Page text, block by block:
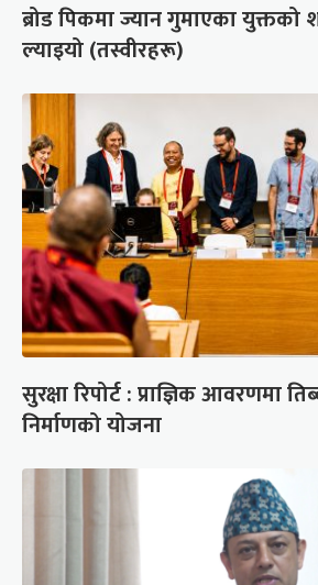
ब्रोड पिकमा ज्यान गुमाएका युक्तको
ल्याइयो (तस्वीरहरू)
सुरक्षा रिपोर्ट : प्राज्ञिक आवरणमा
निर्माणको योजना